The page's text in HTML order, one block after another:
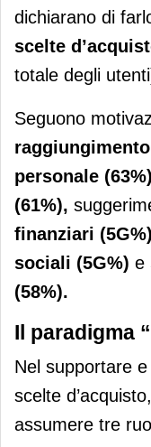
dichiarano di
scelte
totale degli
Seguono
personale
(61%),
finanziari (5G%)
sociali (5G%) e
(58%).
Il paradigma
Nel supportare
scelte
assumere tre